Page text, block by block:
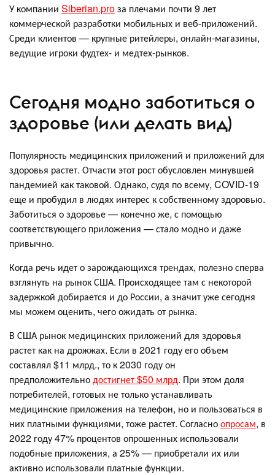
У компании Siberian.proза плечами почти 9 лет
коммерческой разработки мобильных и веб-приложений.
Среди клиентов — крупные ритейлеры, онлайн-магазины,
ведущие игроки фудтех- и медтех-рынков.
Сегодня модно заботиться о
здоровье (или делать вид)
Популярность медицинских приложений и приложений для
здоровья растет. Отчасти этот рост обусловлен минувшей
пандемией как таковой. Однако, судя по всему, COVID-19
еще и пробудил в людях интерес к собственному здоровью.
Заботиться о здоровье — конечно же, с помощью
соответствующего приложения — стало модно и даже
привычно.
Когда речь идет о зарождающихся трендах, полезно сперва
взглянуть на рынок США. Происходящее там с некоторой
задержкой добирается и до России, а значит уже сегодня
мы можем оценить, чего ожидать от рынка.
В США рынок медицинских приложений для здоровья
растет как на дрожжах. Если в 2021 году его объем
составлял $11 млрд., то к 2030 году он
предположительнодостигнет $50 млрд. При этом доля
потребителей, готовых не только устанавливать
медицинские приложения на телефон, но и пользоваться в
них платными функциями, тоже растет. Согласноопросам, в
2022 году 47% процентов опрошенных использовали
подобные приложения, а 25% — приобретали их или
активно использовали платные функции.